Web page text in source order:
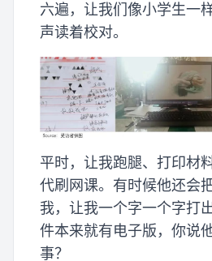
六遍，让我们像小学生一
声读着校对。
平时，让我跑腿、打印材
代刷网课。有时候他还会
我，让我一个字一个字打
件本来就有电子版，你说
事？